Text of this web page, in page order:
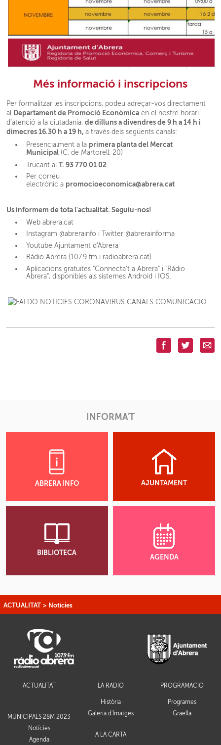
Més informació i inscripcions
Per formalitzar les inscripcions, podeu adreçar-vos directament
al
Departament de Promoció Econòmica en el nostre horari
d’atenció a la ciutadania,de dilluns a divendres de 9 h a 14 h i
dimecres 16.30 h a 19 h,a través dels següents canals:
Presencialment a la primera planta del Mercat
Municipal (C. de Martorell, 20)
Trucant alT. 93 770 01 02
Per correu
electrònic a promocioeconomica@abrera.cat
Us informem de tota l'actualitat. Seguiu-nos!
Web abrera.cat
Instagram @abrerainfo i Twitter @abrerainforma
Youtube Ajuntament d'Abrera
Ràdio Abrera (107.9 fm i radioabrera.cat)
Aplicacions gratuïtes "Connecta't a Abrera" i "Ràdio
Abrera", disponibles als sistemes Android i IOS.
INFORMA'T
ABRERA INFO AJUNTAMENT
BIBLIOTECA
AGENDA
ACTUALITAT > Notícies
ACTUALITAT
MUNICIPALS 28M 2023
Notícies
Agenda
LA RÀDIO
Història
Galeria d'Imatges
PROGRAMACIÓ
Programes
Graella
A LA CARTA